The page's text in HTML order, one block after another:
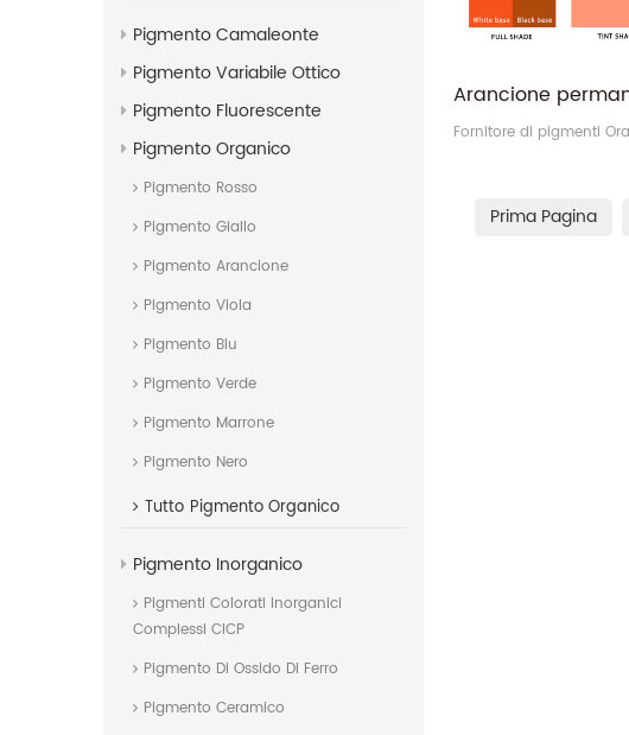
Pigmento Camaleonte
Pigmento Variabile Ottico
Pigmento Fluorescente
Pigmento Organico
Pigmento Rosso
Pigmento Giallo
Pigmento Arancione
Pigmento Viola
Pigmento Blu
Pigmento Verde
Pigmento Marrone
Pigmento Nero
Tutto Pigmento Organico
Pigmento Inorganico
Pigmenti Colorati Inorganici
Complessi CICP
Pigmento Di Ossido Di Ferro
Pigmento Ceramico
Fornitore di pigmenti
Prima Pagina